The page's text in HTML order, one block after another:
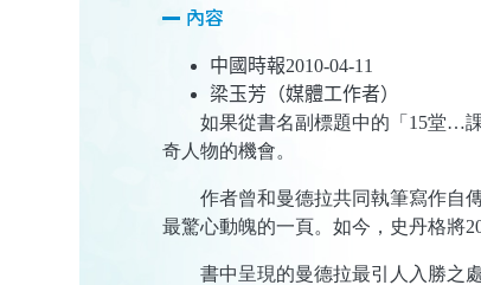
內容
中國時報2010-04-11
梁玉芳（媒體工作者）
如果從書名副標題中的「15堂…課
奇人物的機會。
作者曾和曼德拉共同執筆寫作自傳
最驚心動魄的一頁。如今，史丹格將
書中呈現的曼德拉最引人入勝之處